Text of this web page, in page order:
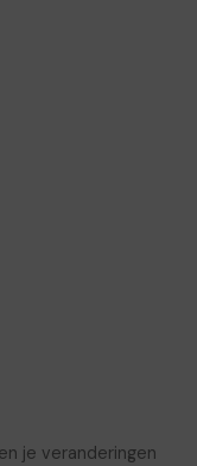
je veranderingen